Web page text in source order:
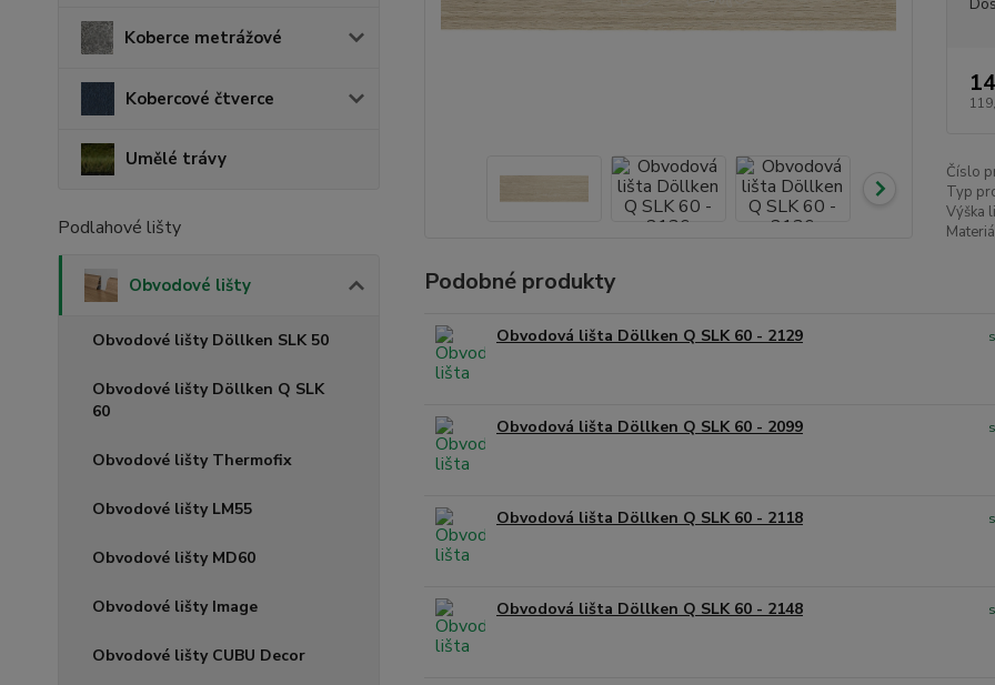
Koberce metrážové
Kobercové čtverce
Umělé trávy
Podlahové lišty
Obvodové lišty
Obvodové lišty Döllken SLK 50
Obvodové lišty Döllken Q SLK
60
Obvodové lišty Thermofix
Obvodové lišty LM55
Obvodové lišty MD60
Obvodové lišty Image
Obvodové lišty CUBU Decor
Číslo
Typ
Výška
Podobné produkty
Obvodová lišta Döllken Q SLK 60 - 2129
Obvodová lišta Döllken Q SLK 60 - 2099
Obvodová lišta Döllken Q SLK 60 - 2118
Obvodová lišta Döllken Q SLK 60 - 2148